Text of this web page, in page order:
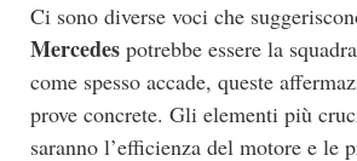
Ci sono diverse voci che
Mercedes potrebbe essere la
come spesso accade, queste
prove concrete. Gli elementi più
saranno l’efficienza del motore e le